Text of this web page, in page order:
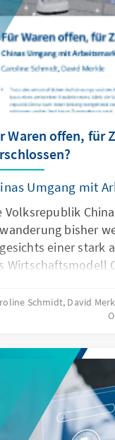
Waren offen, für
Umgang mit
Volksrepublik
bisher
einer stark
Wirtschaftsmodell
und
Für
um
Schmidt, David